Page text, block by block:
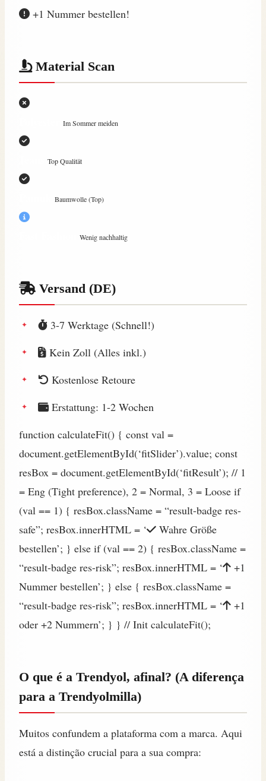
+1 Nummer bestellen!
Material Scan
Im Sommer meiden
Top Qualität
Baumwolle (Top)
Wenig nachhaltig
Versand (DE)
3-7 Werktage (Schnell!)
Kein Zoll (Alles inkl.)
Kostenlose Retoure
Erstattung: 1-2 Wochen
function calculateFit() { const val =
document.getElementById(‘fitSlider’).value; const
resBox = document.getElementById(‘fitResult’); // 1
= Eng (Tight preference), 2 = Normal, 3 = Loose if
(val == 1) { resBox.className = “result-badge res-
safe”; resBox.innerHTML = ‘
Wahre Größe
bestellen’; } else if (val == 2) { resBox.className =
“result-badge res-risk”; resBox.innerHTML = ‘
+1
Nummer bestellen’; } else { resBox.className =
“result-badge res-risk”; resBox.innerHTML = ‘
+1
oder +2 Nummern’; } } // Init calculateFit();
O que é a Trendyol, afinal? (A diferença
para a Trendyolmilla)
Muitos confundem a plataforma com a marca. Aqui
está a distinção crucial para a sua compra: